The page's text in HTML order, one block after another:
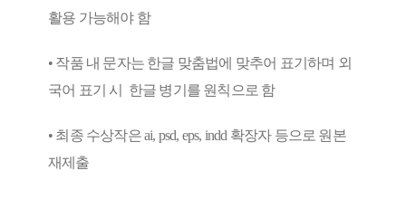
활용 가능해야 함
• 작품 내 문자는 한글 맞춤법에 맞추어 표기하며 외
국어 표기 시 한글 병기를 원칙으로 함
• 최종 수상작은 ai, psd, eps, indd 확장자 등으로 원본
재제출